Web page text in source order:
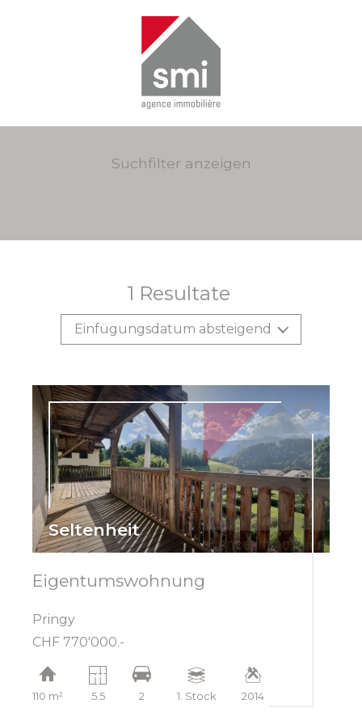
Suchfilter anzeigen
1 Resultate
Einfügungsdatum absteigend
Seltenheit
Eigentumswohnung
Pringy
CHF 770'000.-
110 m² 5.5 2 1. Stock 2014